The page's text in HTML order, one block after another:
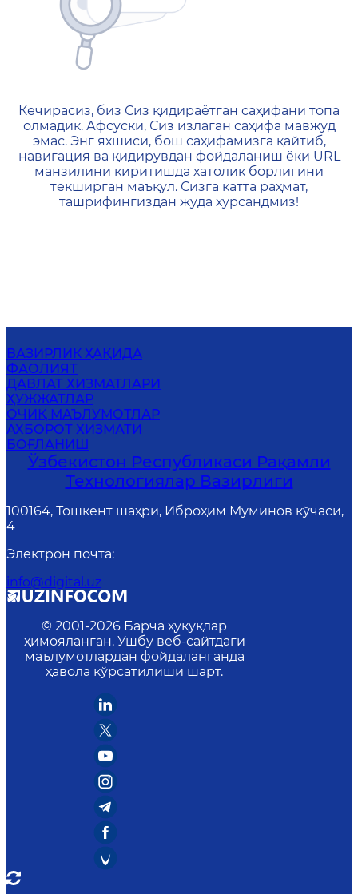
404 — Страница не
Кечирасиз, биз Сиз қидираётган саҳифани топа
олмадик. Афсуски, Сиз излаган саҳифа мавжуд
эмас. Энг яхшиси, бош саҳифамизга қайтиб,
навигация ва қидирувдан фойдаланиш ёки URL
манзилини киритишда хатолик борлигини
текширган маъқул. Сизга катта раҳмат,
ташрифингиздан жуда хурсандмиз!
ВАЗИРЛИК ҲАҚИДА
ФАОЛИЯТ
ДАВЛАТ ХИЗМАТЛАРИ
ҲУЖЖАТЛАР
ОЧИҚ МАЪЛУМОТЛАР
АХБОРОТ ХИЗМАТИ
БОҒЛАНИШ
Ўзбекистон Республикаси Рақамли
Технологиялар Вазирлиги
100164, Тошкент шаҳри, Иброҳим Муминов кўчаси,
4
Электрон почта:
info@digital.uz
© 2001-2026 Барча ҳуқуқлар
ҳимояланган. Ушбу веб-сайтдаги
маълумотлардан фойдаланганда
ҳавола кўрсатилиши шарт.